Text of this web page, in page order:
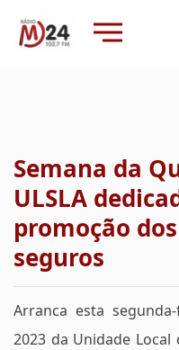
Semana da
ULSLA
promoção
seguros
Arranca esta
2023 da Unidade